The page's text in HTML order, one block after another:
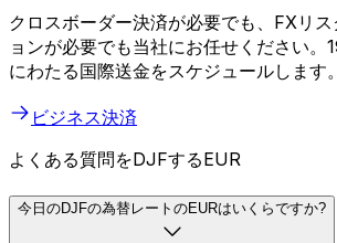
クロスボーダー決済が必要でも、FXリ
ョンが必要でも当社にお任せください。
にわたる国際送金をスケジュールします。
ビジネス決済
よくある質問をDJFするEUR
今日のDJFの為替レートのEURはいくらですか?